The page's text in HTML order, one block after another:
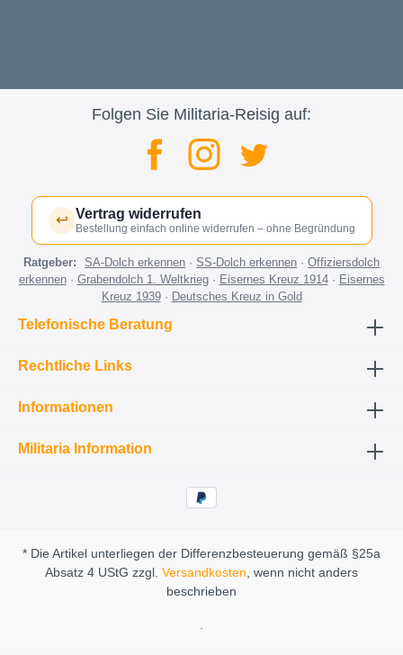
Folgen Sie Militaria-Reisig auf:
↩ Vertrag widerrufen
Bestellung einfach online widerrufen – ohne Begründung
Ratgeber: SA-Dolch erkennen ·SS-Dolch erkennen ·Offiziersdolch
erkennen· Grabendolch 1. Weltkrieg· Eisernes Kreuz 1914· Eisernes
Kreuz 1939· Deutsches Kreuz in Gold
Telefonische Beratung
Rechtliche Links
Informationen
Militaria Information
* Die Artikel unterliegen der Differenzbesteuerung gemäß §25a
Absatz 4 UStG zzgl. Versandkosten, wenn nicht anders
beschrieben
.